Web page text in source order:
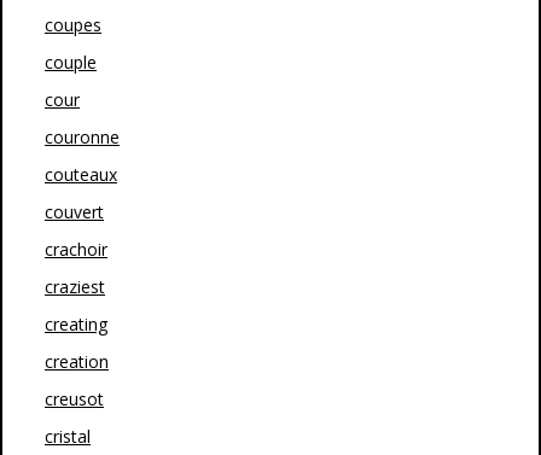
coupes
couple
cour
couronne
couteaux
couvert
crachoir
craziest
creating
creation
creusot
cristal